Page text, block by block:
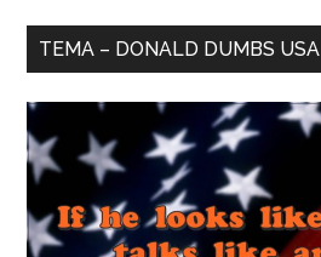
TEMA – DONALD DUMBS USA